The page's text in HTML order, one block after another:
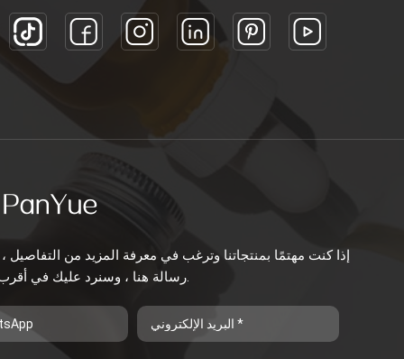
إذا كنت مهتمًا بمنتجاتنا وترغب في معرفة المزيد من التفاصيل
رسالة هنا ، وسنرد عليك في أقرب وقت ممكن.